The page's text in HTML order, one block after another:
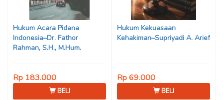
Hukum Acara Pidana
Indonesia–Dr. Fathor
Rahman, S.H., M.Hum.
Rp 183.000
BELI
Hukum Kekuasaan
Kehakiman–Supriyadi A. Arief
Rp 69.000
BELI